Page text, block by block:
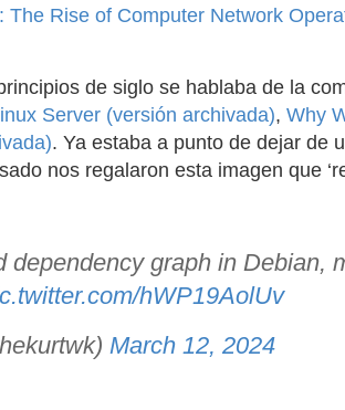
The Rise of Computer Network
de siglo se hablaba de la
Server (versión archivada), Why
. Ya estaba a punto de dejar de
nos regalaron esta imagen que
dependency graph in Debian,
hWP19AolUv
March 12, 2024